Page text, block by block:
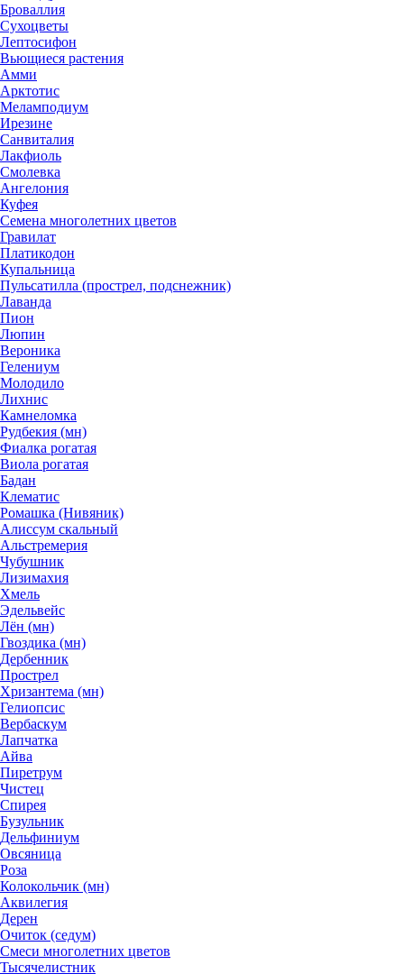
Броваллия
Сухоцветы
Лептосифон
Вьющиеся растения
Амми
Арктотис
Меламподиум
Ирезине
Санвиталия
Лакфиоль
Смолевка
Ангелония
Куфея
Семена многолетних цветов
Гравилат
Платикодон
Купальница
Пульсатилла (прострел, подснежник)
Лаванда
Пион
Люпин
Вероника
Гелениум
Молодило
Лихнис
Камнеломка
Рудбекия (мн)
Фиалка рогатая
Виола рогатая
Бадан
Клематис
Ромашка (Нивяник)
Алиссум скальный
Альстремерия
Чубушник
Лизимахия
Хмель
Эдельвейс
Лён (мн)
Гвоздика (мн)
Дербенник
Прострел
Хризантема (мн)
Гелиопсис
Вербаскум
Лапчатка
Айва
Пиретрум
Чистец
Спирея
Бузульник
Дельфиниум
Овсяница
Роза
Колокольчик (мн)
Аквилегия
Дерен
Очиток (седум)
Смеси многолетних цветов
Тысячелистник